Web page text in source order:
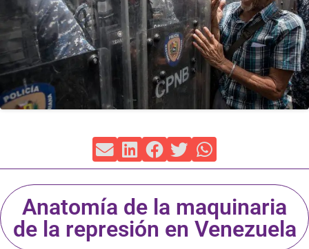
Anatomía de la maquinaria
de la represión en Venezuela